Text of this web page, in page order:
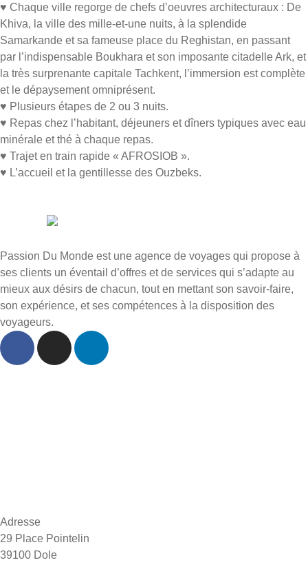
♥ Chaque ville regorge de chefs d’oeuvres architecturaux : De
Khiva, la ville des mille-et-une nuits, à la splendide
Samarkande et sa fameuse place du Reghistan, en passant
par l’indispensable Boukhara et son imposante citadelle Ark, et
la très surprenante capitale Tachkent, l’immersion est complète
et le dépaysement omniprésent.
♥ Plusieurs étapes de 2 ou 3 nuits.
♥ Repas chez l’habitant, déjeuners et dîners typiques avec eau
minérale et thé à chaque repas.
♥ Trajet en train rapide « AFROSIOB ».
♥ L’accueil et la gentillesse des Ouzbeks.
Passion Du Monde est une agence de voyages qui propose à
ses clients un éventail d’offres et de services qui s’adapte au
mieux aux désirs de chacun, tout en mettant son savoir-faire,
son expérience, et ses compétences à la disposition des
voyageurs.
Adresse
29 Place Pointelin
39100 Dole